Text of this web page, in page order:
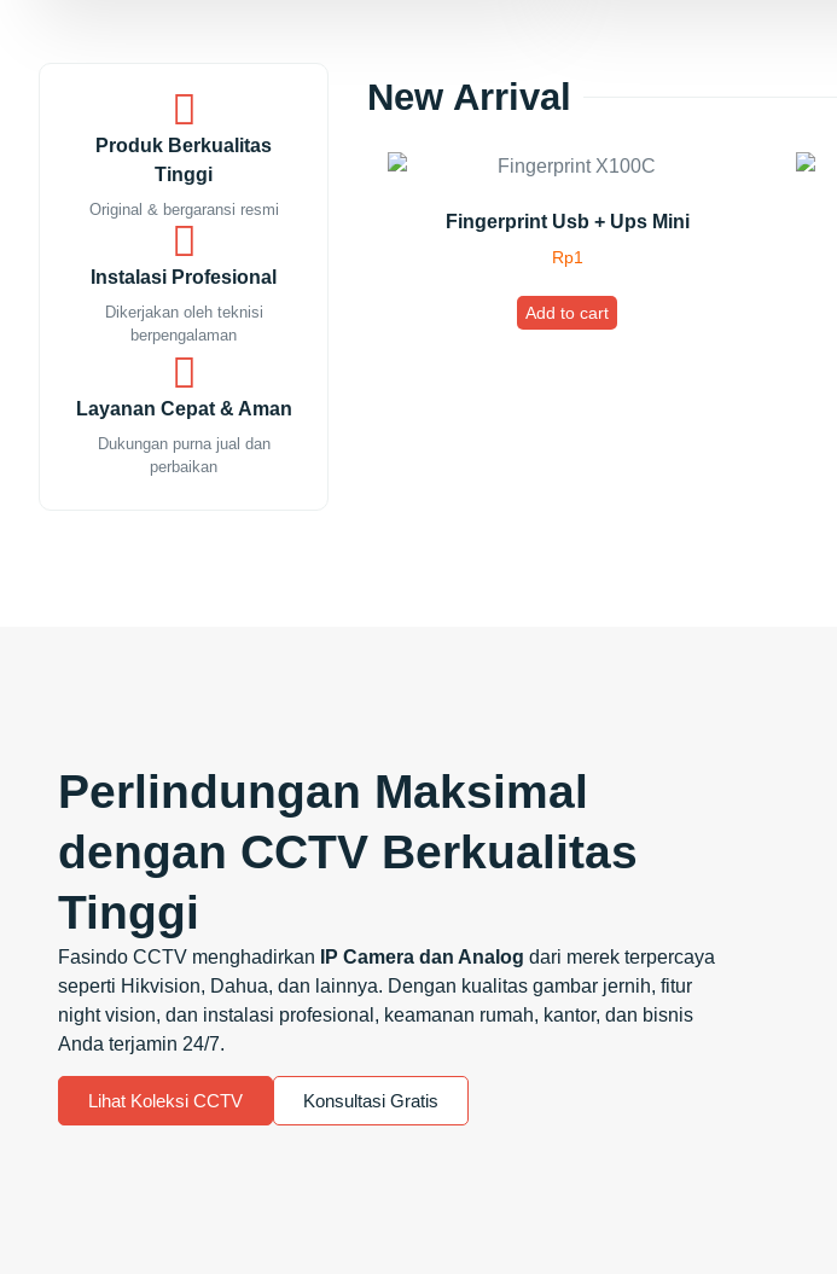
Produk Berkualitas
Tinggi
Original & bergaransi resmi
Instalasi Profesional
Dikerjakan oleh teknisi
berpengalaman
Layanan Cepat & Aman
Dukungan purna jual dan
perbaikan
New Arrival
Fingerprint Usb + Ups Mini
Rp1
Add to cart
Perlindungan Maksimal
dengan CCTV Berkualitas
Tinggi
Fasindo CCTV menghadirkan IP Camera dan Analog dari merek terpercaya
seperti Hikvision, Dahua, dan lainnya. Dengan kualitas gambar jernih, fitur
night vision, dan instalasi profesional, keamanan rumah, kantor, dan bisnis
Anda terjamin 24/7.
Lihat Koleksi CCTV Konsultasi Gratis